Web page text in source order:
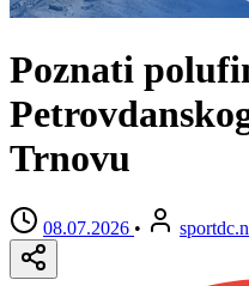
Poznati
Trnovu
08.07.2026 •